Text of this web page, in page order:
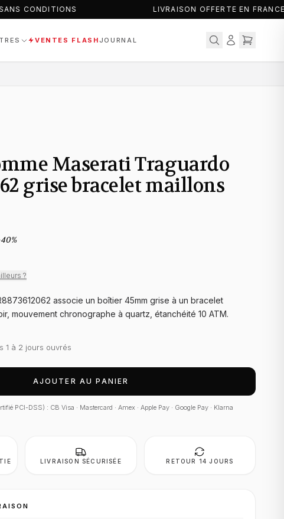
CONDITIONS LIVRAISON OFFERTE EN
VENTES FLASH JOURNAL
Maserati Traguardo
grise bracelet maillons
40%
?
associe un boîtier 45mm grise à un bracelet
mouvement chronographe à quartz, étanchéité 10 ATM.
1 à 2 jours ouvrés
AJOUTER AU PANIER
PCI-DSS) : CB Visa · Mastercard · Amex · Apple Pay · Google Pay · Klarna
LIVRAISON SÉCURISÉE RETOUR 14 JOURS